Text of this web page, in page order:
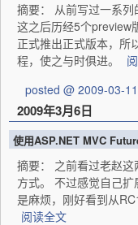
摘要： 从前写过一系列
这之后历经5个preview
正式推出正式版本，所
程，使之与时俱进。
posted @ 2009-03-
2009年3月6日
使用ASP.NET MVC
摘要： 之前看过老赵
方式。 不过感觉自己
是麻烦，刚好看到从
阅读全文